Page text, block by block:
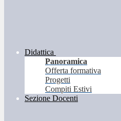
Didattica
Panoramica
Offerta formativa
Progetti
Compiti Estivi
Sezione Docenti